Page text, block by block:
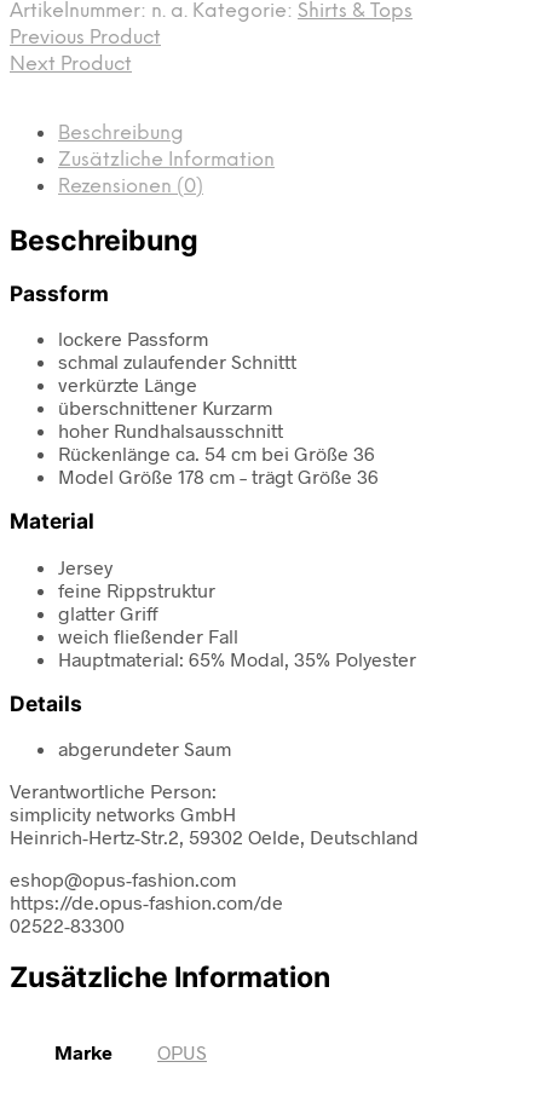
Artikelnummer: n. a. Kategorie: Shirts & Tops
Previous Product
Next Product
Beschreibung
Zusätzliche Information
Rezensionen (0)
Beschreibung
Passform
lockere Passform
schmal zulaufender Schnittt
verkürzte Länge
überschnittener Kurzarm
hoher Rundhalsausschnitt
Rückenlänge ca. 54 cm bei Größe 36
Model Größe 178 cm – trägt Größe 36
Material
Jersey
feine Rippstruktur
glatter Griff
weich fließender Fall
Hauptmaterial: 65% Modal, 35% Polyester
Details
abgerundeter Saum
Verantwortliche Person:
simplicity networks GmbH
Heinrich-Hertz-Str.2, 59302 Oelde, Deutschland
eshop@opus-fashion.com
https://de.opus-fashion.com/de
02522-83300
Zusätzliche Information
Marke OPUS